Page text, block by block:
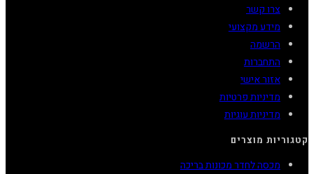
צרו קשר
מידע מקצועי
הרשמה
התחברות
אזור אישי
מדיניות פרטיות
מדיניות עוגיות
קטגוריות מוצרים
מכסה לחדר מכונות בריכה